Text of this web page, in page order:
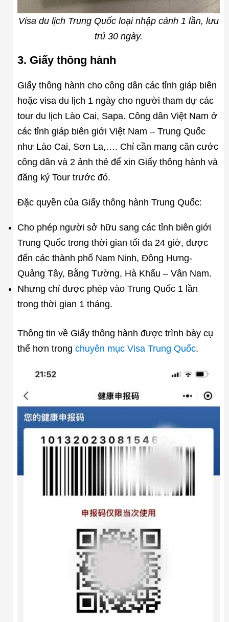
Visa du lịch Trung Quốc loại nhập cảnh 1 lần, lưu
trú 30 ngày.
3. Giấy thông hành
Giấy thông hành cho công dân các tỉnh giáp biên
hoặc visa du lịch 1 ngày cho người tham dự các
tour du lịch Lào Cai, Sapa. Công dân Việt Nam ở
các tỉnh giáp biên giới Việt Nam – Trung Quốc
như Lào Cai, Sơn La,…. Chỉ cần mang căn cước
công dân và 2 ảnh thẻ để xin Giấy thông hành và
đăng ký Tour trước đó.
Đặc quyền của Giấy thông hành Trung Quốc:
Cho phép người sở hữu sang các tỉnh biên giới
Trung Quốc trong thời gian tối đa 24 giờ, được
đến các thành phố Nam Ninh, Đông Hưng-
Quảng Tây, Bằng Tường, Hà Khẩu – Vân Nam.
Nhưng chỉ được phép vào Trung Quốc 1 lần
trong thời gian 1 tháng.
Thông tin về Giấy thông hành được trình bày cụ
thể hơn trong chuyên mục Visa Trung Quốc.